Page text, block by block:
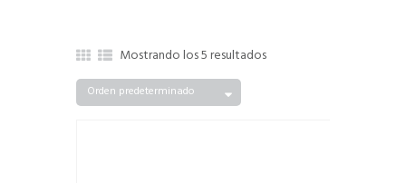
Mostrando los 5 resultados